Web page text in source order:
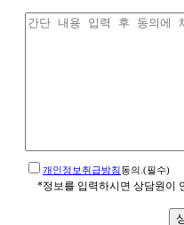
개인정보취급방침동의.(필수)
*정보를 입력하시면 상담원이